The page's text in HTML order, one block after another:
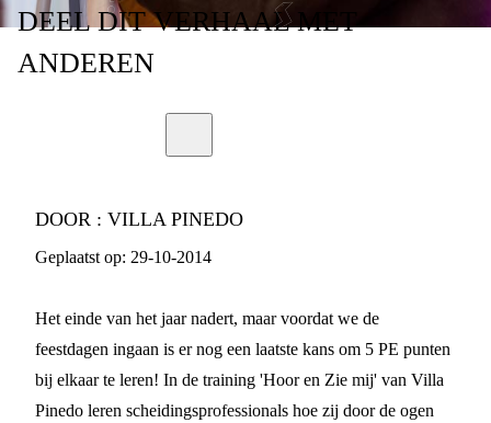
DEELDIT VERHAALMET
ANDEREN
DOOR : VILLA PINEDO
Geplaatst op: 29-10-2014
Het einde van het jaar nadert, maar voordat we de
feestdagen ingaan is er nog een laatste kans om 5 PE punten
bij elkaar te leren! In de training 'Hoor en Zie mij' van Villa
Pinedo leren scheidingsprofessionals hoe zij door de ogen